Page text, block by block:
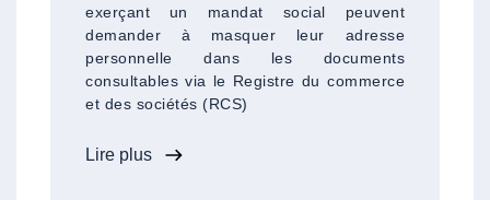
exerçant un mandat social peuvent
demander à masquer leur adresse
personnelle dans les documents
consultables via le Registre du commerce
et des sociétés (RCS)
Lire plus